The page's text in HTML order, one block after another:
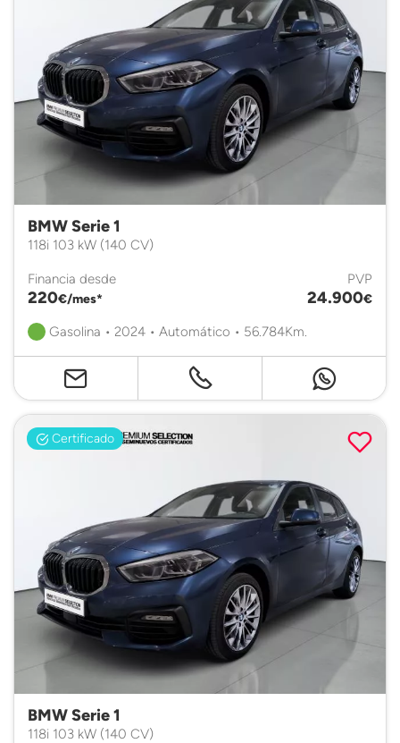
BMW Serie 1
118i 103 kW (140 CV)
Financia desde
220€/mes*
PVP
24.900€
Gasolina • 2024 • Automático • 56.784Km.
Certificado
BMW Serie 1
118i 103 kW (140 CV)